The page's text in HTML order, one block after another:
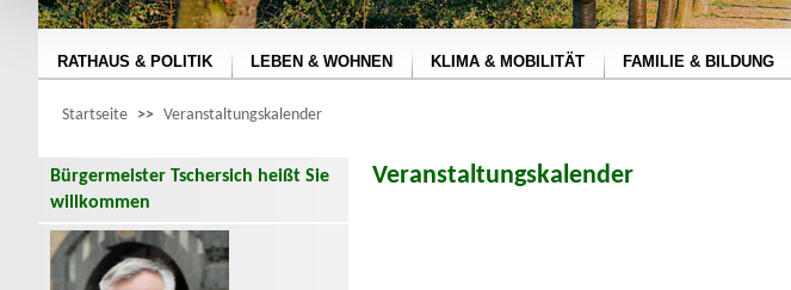
RATHAUS & POLITIK LEBEN & WOHNEN KLIMA & MOBILITÄT FAMILIE & BILDUNG
Startseite >> Veranstaltungskalender
Bürgermeister Tschersich heißt Sie
willkommen
Veranstaltungskalender